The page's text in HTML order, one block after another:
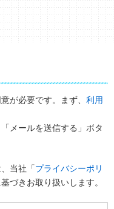
が必要です。まず、 利用
メールを送信する」ボタ
当社「プライバシーポリ
基づきお取り扱いします。